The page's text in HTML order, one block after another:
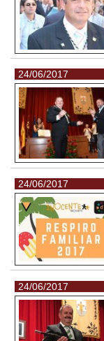
24/06/2017
24/06/2017
24/06/2017